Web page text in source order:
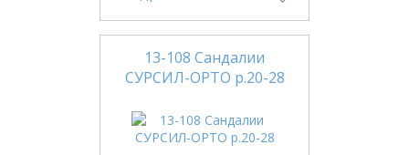
13-108 Сандалии
СУРСИЛ-ОРТО р.20-28